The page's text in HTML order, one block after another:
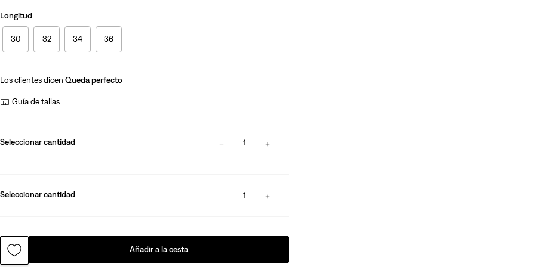
Longitud
30 32 34 36
Los clientes dicen Queda perfecto
Guía de tallas
Seleccionar cantidad 1
Seleccionar cantidad 1
Añadir a la cesta